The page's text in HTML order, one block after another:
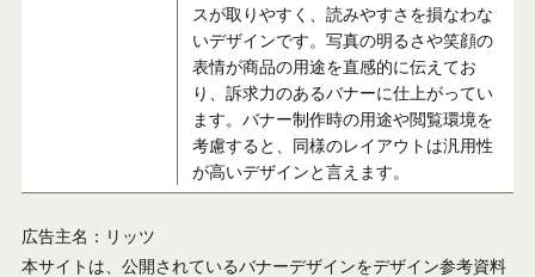
スが取りやすく、読みやすさを損なわな
いデザインです。写真の明るさや笑顔の
表情が商品の用途を直感的に伝えてお
り、訴求力のあるバナーに仕上がってい
ます。バナー制作時の用途や閲覧環境を
考慮すると、同様のレイアウトは汎用性
が高いデザインと言えます。
広告主名：リッツ
本サイトは、公開されているバナーデザインをデザイン参考資料